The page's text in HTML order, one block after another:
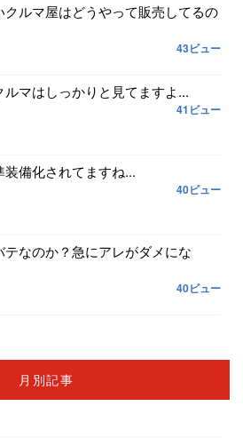
クルマ屋はどうやって販売してるの
43ビュー
ルマはしっかりと見てますよ...
41ビュー
装備化されてますね...
40ビュー
テなのか？急にアレがダメにな
40ビュー
月別記事